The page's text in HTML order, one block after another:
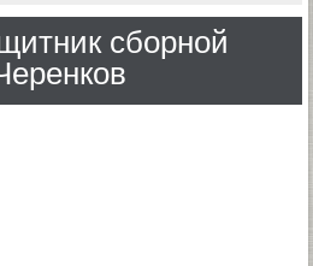
сборной